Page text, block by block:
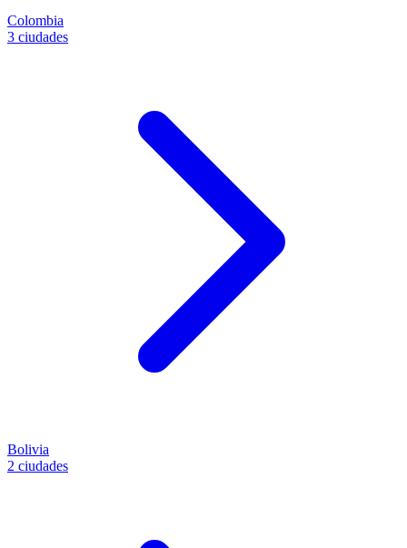
Colombia
3 ciudades
Bolivia
2 ciudades